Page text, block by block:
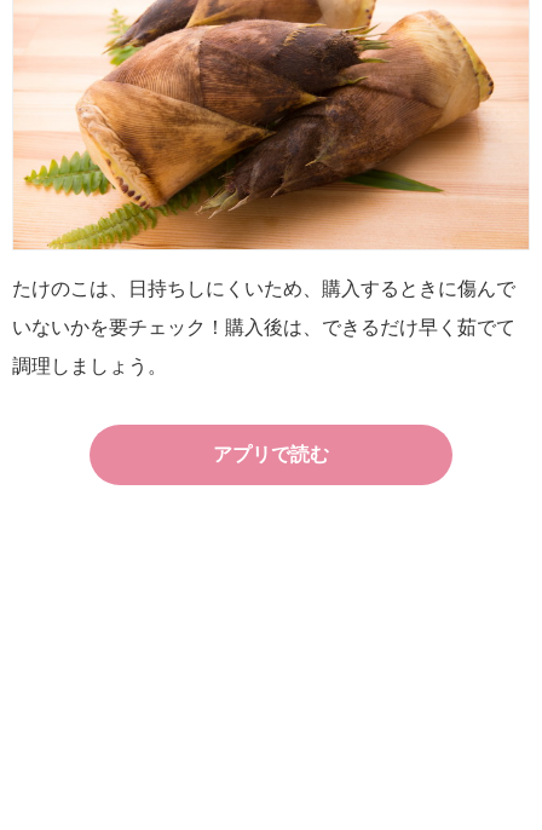
たけのこは、日持ちしにくいため、購入するときに傷んで
いないかを要チェック！購入後は、できるだけ早く茹でて
調理しましょう。
アプリで読む